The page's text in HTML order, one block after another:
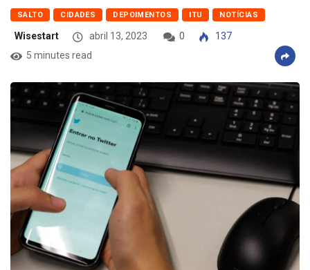
SALTO CIDADES DEPOIMENTOS ITU NOTÍCIAS
Wisestart abril 13, 2023 0
137
5 minutes read